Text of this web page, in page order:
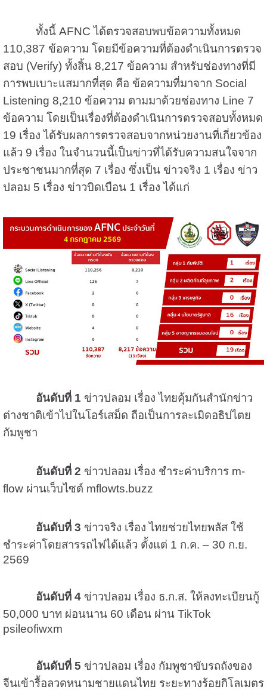
ทั้งนี้ AFNC ได้ตรวจสอบพบข้อความทั้งหมด
110,387 ข้อความ โดยมีข้อความที่ต้องดำเนินการตรวจ
สอบ (Verify) ทั้งสิ้น 8,217 ข้อความ สำหรับช่องทางที่มี
การพบเบาะแสมากที่สุด คือ ข้อความที่มาจาก Social
Listening 8,210 ข้อความ ตามมาด้วยช่องทาง Line 7
ข้อความ โดยเป็นเรื่องที่ต้องดำเนินการตรวจสอบทั้งหมด
19 เรื่อง ได้รับผลการตรวจสอบจากหน่วยงานที่เกี่ยวข้อง
แล้ว 9 เรื่อง ในจำนวนนี้เป็นข่าวที่ได้รับความสนใจจาก
ประชาชนมากที่สุด 7 เรื่อง ซึ่งเป็น ข่าวจริง 1 เรื่อง ข่าว
ปลอม 5 เรื่อง ข่าวบิดเบือน 1 เรื่อง ได้แก่
อันดับที่ 1 ข่าวปลอม เรื่อง ไทยคุ้มกันสำนักข่าว
ต่างชาติเข้าไปในโอร์เสม็ด ถือเป็นการละเมิดอธิปไตย
กัมพูชา
อันดับที่ 2 ข่าวปลอม เรื่อง ชำระค่าบริการ m-
flow ผ่านเว็บไซต์ mflowts.buzz
อันดับที่ 3 ข่าวจริง เรื่อง ไทยช่วยไทยพลัส ใช้
ชำระค่าโดยสารรถไฟได้แล้ว ตั้งแต่ 1 ก.ค. – 30 ก.ย.
2569
อันดับที่ 4ข่าวปลอม เรื่อง ธ.ก.ส. ให้ลงทะเบียนกู้
50,000 บาท ผ่อนนาน 60 เดือน ผ่าน TikTok
psileofiwxm
อันดับที่ 5 ข่าวปลอม เรื่อง กัมพูชาขับรถถังของ
จีนเข้ารื้อลวดหนามชายแดนไทย ระยะทางร้อยกิโลเมตร